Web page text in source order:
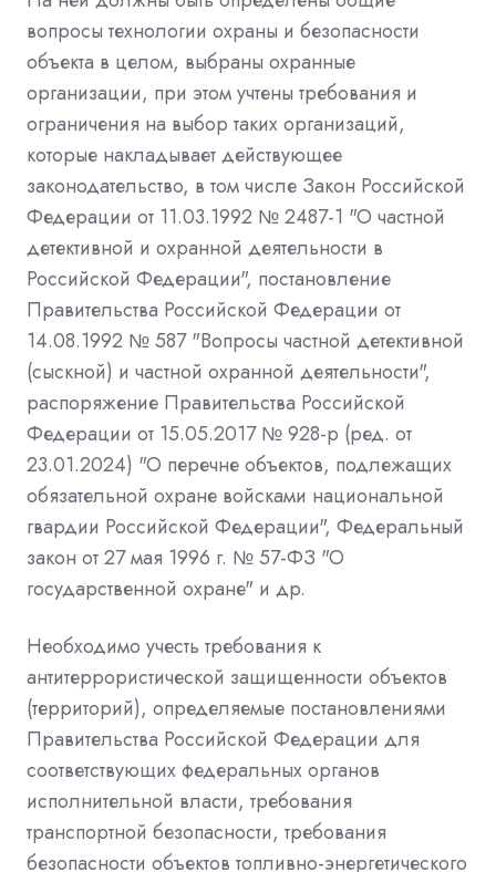
вопросы технологии охраны и безопасности
объекта в целом, выбраны охранные
организации, при этом учтены требования и
ограничения на выбор таких организаций,
которые накладывает действующее
законодательство, в том числе Закон Российской
Федерации от 11.03.1992 № 2487-1 "О частной
детективной и охранной деятельности в
Российской Федерации", постановление
Правительства Российской Федерации от
14.08.1992 № 587 "Вопросы частной детективной
(сыскной) и частной охранной деятельности",
распоряжение Правительства Российской
Федерации от 15.05.2017 № 928-р (ред. от
23.01.2024) "О перечне объектов, подлежащих
обязательной охране войсками национальной
гвардии Российской Федерации", Федеральный
закон от 27 мая 1996 г. № 57-ФЗ "О
государственной охране" и др.
Необходимо учесть требования к
антитеррористической защищенности объектов
(территорий), определяемые постановлениями
Правительства Российской Федерации для
соответствующих федеральных органов
исполнительной власти, требования
транспортной безопасности, требования
безопасности объектов топливно-энергетического